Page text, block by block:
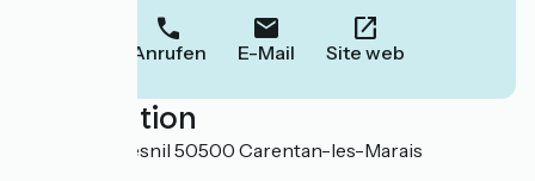
Anrufen E-Mail Site web
Localisation
179 rue du Mesnil 50500 Carentan-les-Marais